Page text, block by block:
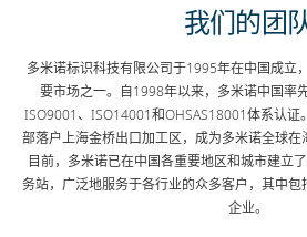
我们的团
多米诺标识科技有限公司于1995年在中国成立
要市场之一。自1998年以来，多米诺中国率
ISO9001、ISO14001和OHSAS18001体系认
部落户上海金桥出口加工区，成为多米诺全球在
目前，多米诺已在中国各重要地区和城市建立
务站，广泛地服务于各行业的众多客户，其中
企业。